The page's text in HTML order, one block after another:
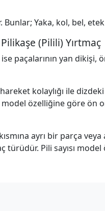
Yaka, kol, bel,
(Pilili) Yırtmaç
paçalarının yan dikişi,
kolaylığı ile
özelliğine göre ön
ayrı bir parça veya
Pili sayısı model